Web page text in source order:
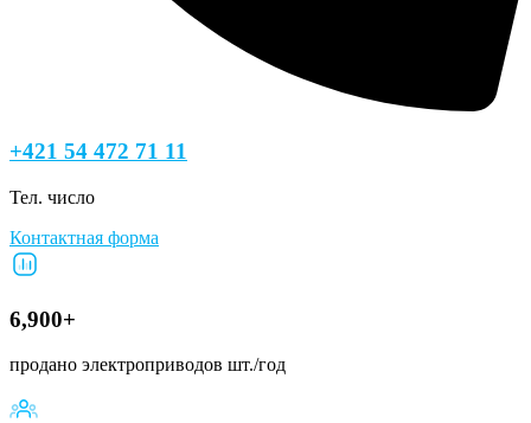
+421 54 472 71 11
Тел. число
Контактная форма
6,900+
продано электроприводов шт./год